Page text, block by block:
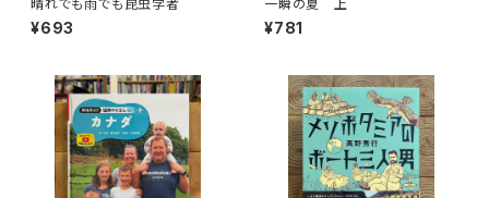
晴れでも雨でも昆虫学者
¥693
一瞬の夏 上
¥781